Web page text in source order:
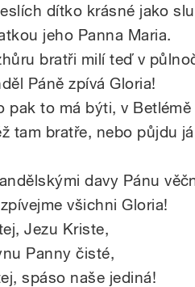
dítko krásné jako
jeho Panna Maria.
bratři milí teď v
Páně zpívá Gloria!
pak to má býti, v
tam bratře, nebo půjdu
davy Pánu
všichni Gloria!
Jezu Kriste,
Panny čisté,
spáso naše jediná!